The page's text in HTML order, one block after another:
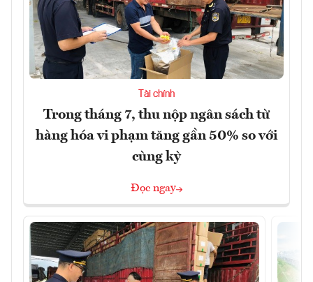
Tài chính
Trong tháng 7, thu nộp ngân sách từ
hàng hóa vi phạm tăng gần 50% so với
cùng kỳ
Đọc ngay